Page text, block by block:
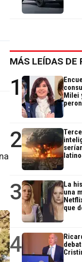
MÁS LEÍDAS DE
1
Milei
2
3
La
una
que
4